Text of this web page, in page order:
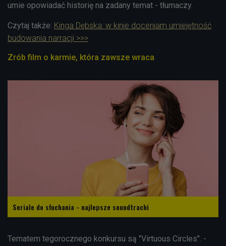
umie opowiadać historię na zadany temat - tłumaczy.
Czytaj także: Kinga Dębska: w kinie doceniam umiejętność
budowania narracji >>>
Zrób film o karmie, która zawsze wraca
Seriale do słuchania - najlepsze soundtracki
Tematem tegorocznego konkursu są "Virtuous Circles". -